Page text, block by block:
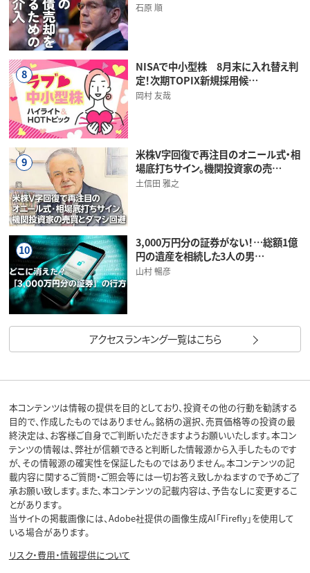
石原 順
8
NISAで中小型株 8月末に入れ替え判
定！次期TOPIX新規採用候…
岡村 友哉
9
米株V字回復で再注目のオニール式・相
場底打ちサイン。機関投資家の売…
土信田 雅之
10
3,000万円分の証券がない！…総額1億
円の遺産を相続した3人の男…
山村 暢彦
アクセスランキング一覧はこちら
本コンテンツは情報の提供を目的としており、投資その他の行動を勧誘する
目的で、作成したものではありません。銘柄の選択、売買価格等の投資の最
終決定は、お客様ご自身でご判断いただきますようお願いいたします。本コン
テンツの情報は、弊社が信頼できると判断した情報源から入手したものです
が、その情報源の確実性を保証したものではありません。本コンテンツの記
載内容に関するご質問・ご照会等には一切お答え致しかねますので予めご了
承お願い致します。また、本コンテンツの記載内容は、予告なしに変更するこ
とがあります。
当サイトの掲載画像には、Adobe社提供の画像生成AI「Firefly」を使用して
いる場合があります。
リスク・費用・情報提供について